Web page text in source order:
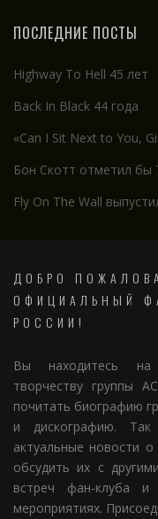
ПОСЛЕДНИЕ ПОСТЫ
Highway To Hell 45 лет
Back In Black 44 года
«Can I Sit Next to You,
Бон Скотт отметил бы
Fly On The Wall
ДОБРО
ОФИЦИАЛЬНЫЙ
РОССИИ!
Вы находитесь на
творчеству группы
почитать биографию
и дискографию.
актуальные новости
обсудить их с
встреч фан-клуба
мероприятиях.